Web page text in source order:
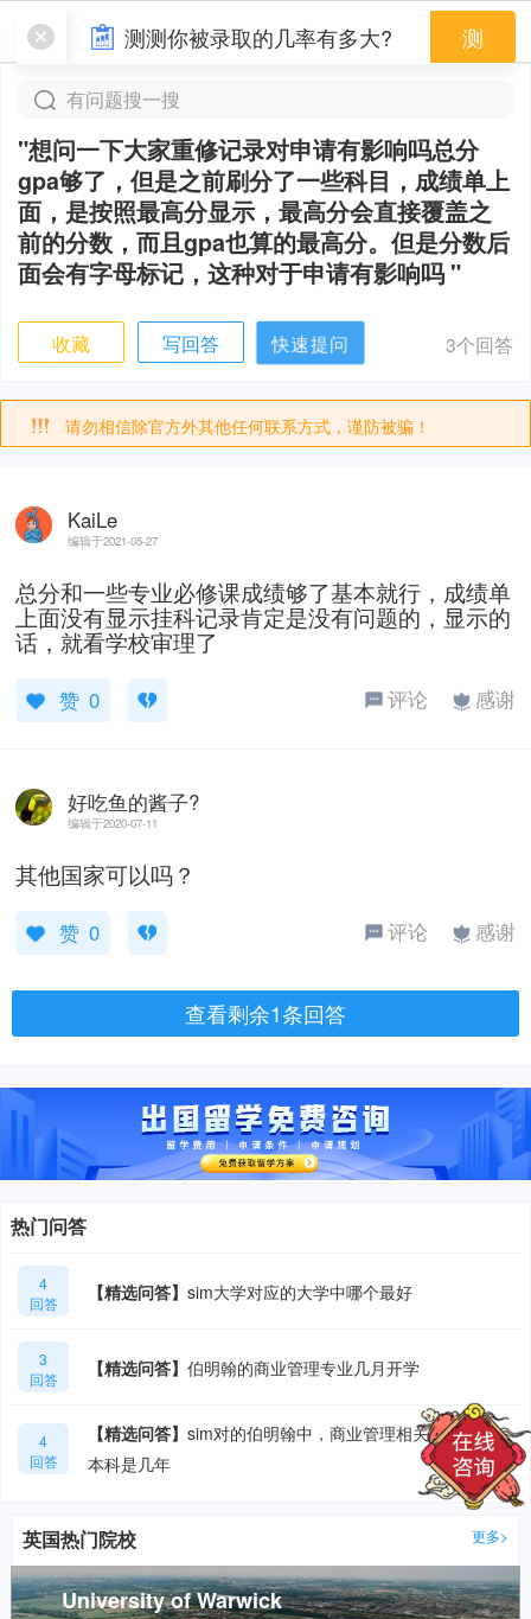
有问题搜一搜
"想问一下大家重修记录对申请有影响吗总分
gpa够了，但是之前刷分了一些科目，成绩单上
面，是按照最高分显示，最高分会直接覆盖之
前的分数，而且gpa也算的最高分。但是分数后
面会有字母标记，这种对于申请有影响吗 "
收藏 写回答 快速提问 3个回答
请勿相信除官方外其他任何联系方式，谨防被骗！
KaiLe
编辑于2021-05-27
总分和一些专业必修课成绩够了基本就行，成绩单
上面没有显示挂科记录肯定是没有问题的，显示的
话，就看学校审理了
赞 0 感谢
评论
好吃鱼的酱子?
编辑于2020-07-11
其他国家可以吗？
赞 0 感谢
评论
查看剩余1条回答
热门问答
4
回答
【精选问答】sim大学对应的大学中哪个最好
3
回答
【精选问答】伯明翰的商业管理专业几月开学
4
回答
【精选问答】sim对的伯明翰中，商业管理相关专业
本科是几年
英国热门院校 更多>
University of Warwick
验证码
发送验证码
测测你被录取的几率有多大? 测